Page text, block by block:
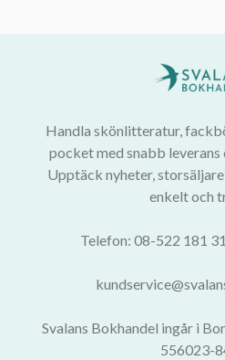
Handla skönlitteratur,
pocket med snabb leverans
Upptäck nyheter,
enkelt och
Telefon: 08-522 181
Svalans Bokhandel ingår i
556023-